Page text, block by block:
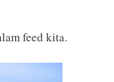
feed kita.